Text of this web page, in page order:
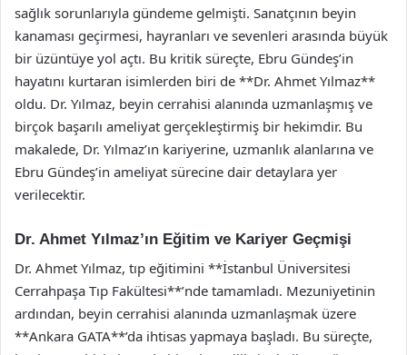
sağlık sorunlarıyla gündeme gelmişti. Sanatçının beyin
kanaması geçirmesi, hayranları ve sevenleri arasında büyük
bir üzüntüye yol açtı. Bu kritik süreçte, Ebru Gündeş’in
hayatını kurtaran isimlerden biri de **Dr. Ahmet Yılmaz**
oldu. Dr. Yılmaz, beyin cerrahisi alanında uzmanlaşmış ve
birçok başarılı ameliyat gerçekleştirmiş bir hekimdir. Bu
makalede, Dr. Yılmaz’ın kariyerine, uzmanlık alanlarına ve
Ebru Gündeş’in ameliyat sürecine dair detaylara yer
verilecektir.
Dr. Ahmet Yılmaz’ın Eğitim ve Kariyer Geçmişi
Dr. Ahmet Yılmaz, tıp eğitimini **İstanbul Üniversitesi
Cerrahpaşa Tıp Fakültesi**’nde tamamladı. Mezuniyetinin
ardından, beyin cerrahisi alanında uzmanlaşmak üzere
**Ankara GATA**’da ihtisas yapmaya başladı. Bu süreçte,